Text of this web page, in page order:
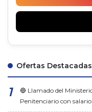
Ofertas Destacadas
🔵 Llamado del
Penitenciario con salario